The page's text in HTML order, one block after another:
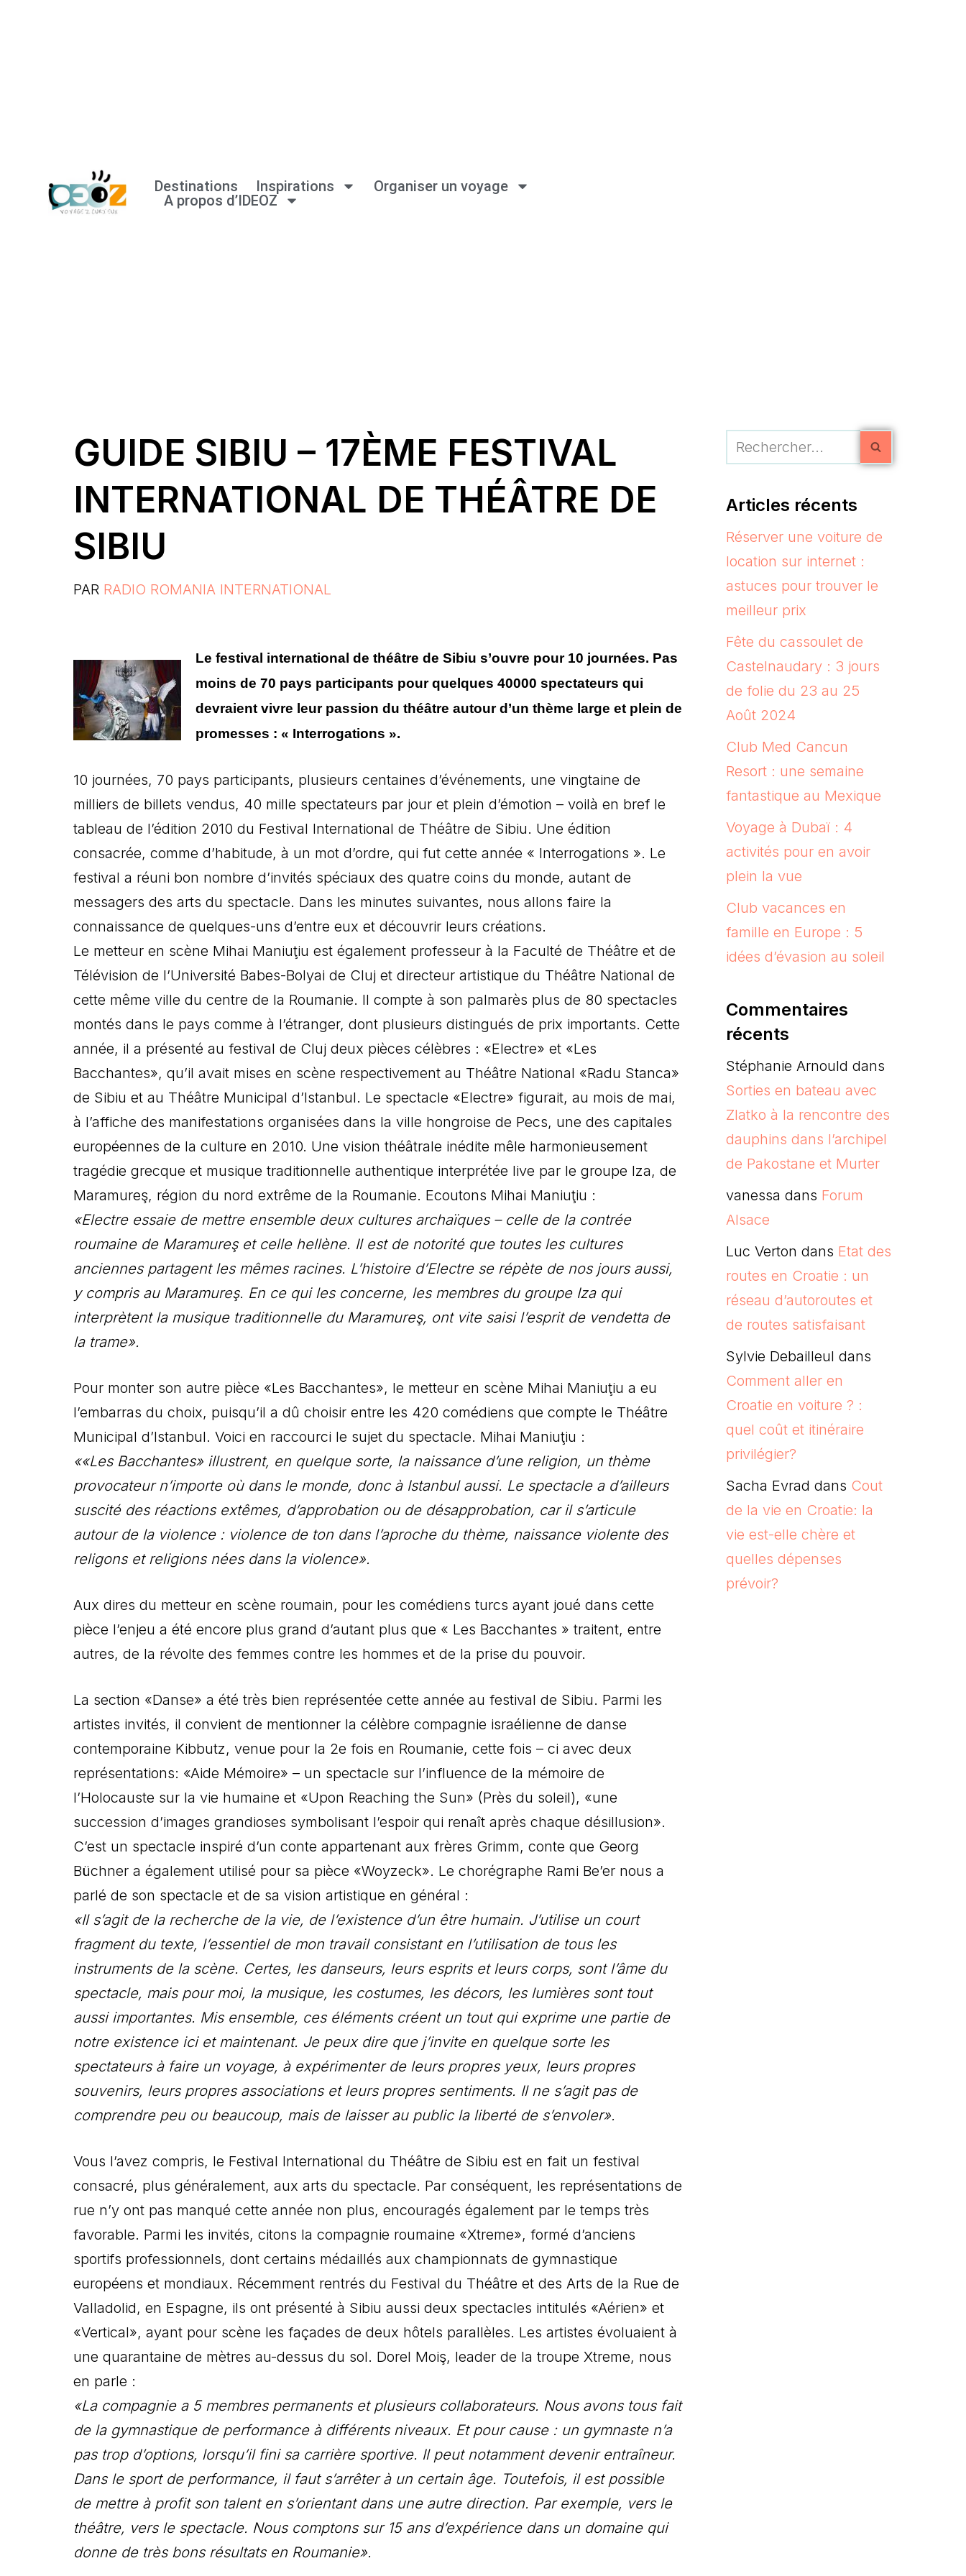
Destinations Inspirations
Organiser un voyage
A propos d’IDEOZ
GUIDE SIBIU – 17ÈME FESTIVAL
INTERNATIONAL DE THÉÂTRE DE
SIBIU
PAR RADIO ROMANIA INTERNATIONAL
Le festival international de théâtre de Sibiu s’ouvre pour 10 journées. Pas
moins de 70 pays participants pour quelques 40000 spectateurs qui
devraient vivre leur passion du théâtre autour d’un thème large et plein de
promesses : « Interrogations ».
10 journées, 70 pays participants, plusieurs centaines d’événements, une vingtaine de
milliers de billets vendus, 40 mille spectateurs par jour et plein d’émotion – voilà en bref le
tableau de l’édition 2010 du Festival International de Théâtre de Sibiu. Une édition
consacrée, comme d’habitude, à un mot d’ordre, qui fut cette année « Interrogations ». Le
festival a réuni bon nombre d’invités spéciaux des quatre coins du monde, autant de
messagers des arts du spectacle. Dans les minutes suivantes, nous allons faire la
connaissance de quelques-uns d’entre eux et découvrir leurs créations.
Le metteur en scène Mihai Maniuţiu est également professeur à la Faculté de Théâtre et de
Télévision de l’Université Babes-Bolyai de Cluj et directeur artistique du Théâtre National de
cette même ville du centre de la Roumanie. Il compte à son palmarès plus de 80 spectacles
montés dans le pays comme à l’étranger, dont plusieurs distingués de prix importants. Cette
année, il a présenté au festival de Cluj deux pièces célèbres : «Electre» et «Les
Bacchantes», qu’il avait mises en scène respectivement au Théâtre National «Radu Stanca»
de Sibiu et au Théâtre Municipal d’Istanbul. Le spectacle «Electre» figurait, au mois de mai,
à l’affiche des manifestations organisées dans la ville hongroise de Pecs, une des capitales
européennes de la culture en 2010. Une vision théâtrale inédite mêle harmonieusement
tragédie grecque et musique traditionnelle authentique interprétée live par le groupe Iza, de
Maramureş, région du nord extrême de la Roumanie. Ecoutons Mihai Maniuţiu :
«Electre essaie de mettre ensemble deux cultures archaïques – celle de la contrée
roumaine de Maramureş et celle hellène. Il est de notorité que toutes les cultures
anciennes partagent les mêmes racines. L’histoire d’Electre se répète de nos jours aussi,
y compris au Maramureş. En ce qui les concerne, les membres du groupe Iza qui
interprètent la musique traditionnelle du Maramureş, ont vite saisi l’esprit de vendetta de
la trame».
Pour monter son autre pièce «Les Bacchantes», le metteur en scène Mihai Maniuţiu a eu
l’embarras du choix, puisqu’il a dû choisir entre les 420 comédiens que compte le Théâtre
Municipal d’Istanbul. Voici en raccourci le sujet du spectacle. Mihai Maniuţiu :
««Les Bacchantes» illustrent, en quelque sorte, la naissance d’une religion, un thème
provocateur n’importe où dans le monde, donc à Istanbul aussi. Le spectacle a d’ailleurs
suscité des réactions extêmes, d’approbation ou de désapprobation, car il s’articule
autour de la violence : violence de ton dans l’aproche du thème, naissance violente des
religons et religions nées dans la violence».
Aux dires du metteur en scène roumain, pour les comédiens turcs ayant joué dans cette
pièce l’enjeu a été encore plus grand d’autant plus que « Les Bacchantes » traitent, entre
autres, de la révolte des femmes contre les hommes et de la prise du pouvoir.
La section «Danse» a été très bien représentée cette année au festival de Sibiu. Parmi les
artistes invités, il convient de mentionner la célèbre compagnie israélienne de danse
contemporaine Kibbutz, venue pour la 2e fois en Roumanie, cette fois – ci avec deux
représentations: «Aide Mémoire» – un spectacle sur l’influence de la mémoire de
l’Holocauste sur la vie humaine et «Upon Reaching the Sun» (Près du soleil), «une
succession d’images grandioses symbolisant l’espoir qui renaît après chaque désillusion».
C’est un spectacle inspiré d’un conte appartenant aux frères Grimm, conte que Georg
Büchner a également utilisé pour sa pièce «Woyzeck». Le chorégraphe Rami Be’er nous a
parlé de son spectacle et de sa vision artistique en général :
«Il s’agit de la recherche de la vie, de l’existence d’un être humain. J’utilise un court
fragment du texte, l’essentiel de mon travail consistant en l’utilisation de tous les
instruments de la scène. Certes, les danseurs, leurs esprits et leurs corps, sont l’âme du
spectacle, mais pour moi, la musique, les costumes, les décors, les lumières sont tout
aussi importantes. Mis ensemble, ces éléments créent un tout qui exprime une partie de
notre existence ici et maintenant. Je peux dire que j’invite en quelque sorte les
spectateurs à faire un voyage, à expérimenter de leurs propres yeux, leurs propres
souvenirs, leurs propres associations et leurs propres sentiments. Il ne s’agit pas de
comprendre peu ou beaucoup, mais de laisser au public la liberté de s’envoler».
Vous l’avez compris, le Festival International du Théâtre de Sibiu est en fait un festival
consacré, plus généralement, aux arts du spectacle. Par conséquent, les représentations de
rue n’y ont pas manqué cette année non plus, encouragés également par le temps très
favorable. Parmi les invités, citons la compagnie roumaine «Xtreme», formé d’anciens
sportifs professionnels, dont certains médaillés aux championnats de gymnastique
européens et mondiaux. Récemment rentrés du Festival du Théâtre et des Arts de la Rue de
Valladolid, en Espagne, ils ont présenté à Sibiu aussi deux spectacles intitulés «Aérien» et
«Vertical», ayant pour scène les façades de deux hôtels parallèles. Les artistes évoluaient à
une quarantaine de mètres au-dessus du sol. Dorel Moiş, leader de la troupe Xtreme, nous
en parle :
«La compagnie a 5 membres permanents et plusieurs collaborateurs. Nous avons tous fait
de la gymnastique de performance à différents niveaux. Et pour cause : un gymnaste n’a
pas trop d’options, lorsqu’il fini sa carrière sportive. Il peut notamment devenir entraîneur.
Dans le sport de performance, il faut s’arrêter à un certain âge. Toutefois, il est possible
de mettre à profit son talent en s’orientant dans une autre direction. Par exemple, vers le
théâtre, vers le spectacle. Nous comptons sur 15 ans d’expérience dans un domaine qui
donne de très bons résultats en Roumanie».
Articles récents
Réserver une voiture de
location sur internet :
astuces pour trouver le
meilleur prix
Fête du cassoulet de
Castelnaudary : 3 jours
de folie du 23 au 25
Août 2024
Club Med Cancun
Resort : une semaine
fantastique au Mexique
Voyage à Dubaï : 4
activités pour en avoir
plein la vue
Club vacances en
famille en Europe : 5
idées d’évasion au soleil
Commentaires
récents
Stéphanie Arnould dans
Sorties en bateau avec
Zlatko à la rencontre des
dauphins dans l’archipel
de Pakostane et Murter
vanessa dans Forum
Alsace
Luc Verton dans Etat des
routes en Croatie : un
réseau d’autoroutes et
de routes satisfaisant
Sylvie Debailleul dans
Comment aller en
Croatie en voiture ? :
quel coût et itinéraire
privilégier?
Sacha Evrad dans Cout
de la vie en Croatie: la
vie est-elle chère et
quelles dépenses
prévoir?